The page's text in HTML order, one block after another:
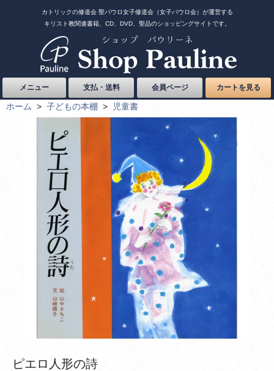
カトリックの修道会 聖パウロ女子修道会（女子パウロ会）が運営する
キリスト教関連書籍、CD、DVD、聖品のショッピングサイトです。
メニュー 支払・送料 会員ページ カートを見る
ホーム > 子どもの本棚 > 児童書
ピエロ人形の詩